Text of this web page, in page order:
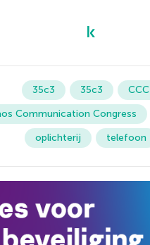
35c3 35с3
CCC
Communication Congress
oplichterij
telefoon